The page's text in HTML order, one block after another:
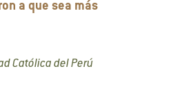
a que sea más
Católica del Perú